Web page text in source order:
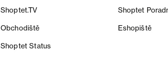
Shoptet.TV Shoptet
Obchodiště Eshopiště
Shoptet Status